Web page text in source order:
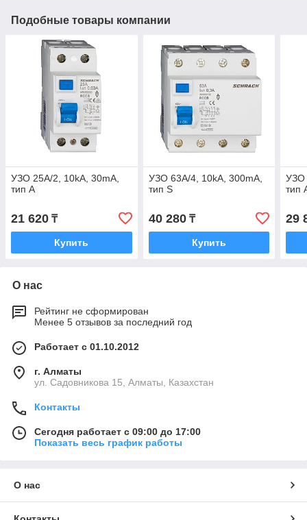
Подобные товары компании
УЗО 25A/2, 10kA, 30mA,
тип А
21 620 ₸
Купить
УЗО 63A/4, 10kA, 300mA,
тип S
40 280₸
Купить
УЗО
тип
29
О нас
Рейтинг не сформирован
Менее 5 отзывов за последний год
Работает с 01.10.2012
г. Алматы
ул. Садовникова 15, Алматы, Казахстан
Контакты
Сегодня работает с 09:00 до 17:00
Показать весь график работы
О нас